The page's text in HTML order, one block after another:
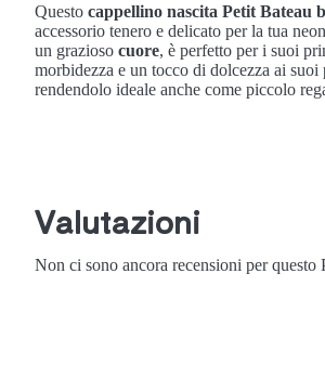
Questo cappellino nascita Petit Bateau
accessorio tenero e delicato per la tua
un grazioso cuore, è perfetto per i suoi
morbidezza e un tocco di dolcezza ai
rendendolo ideale anche come piccolo
Valutazioni
Non ci sono ancora recensioni per questo